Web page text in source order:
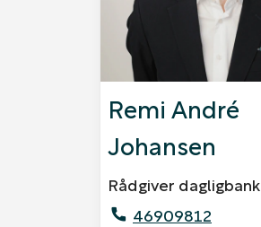
Remi André
Johansen
Rådgiver dagligbank
46909812